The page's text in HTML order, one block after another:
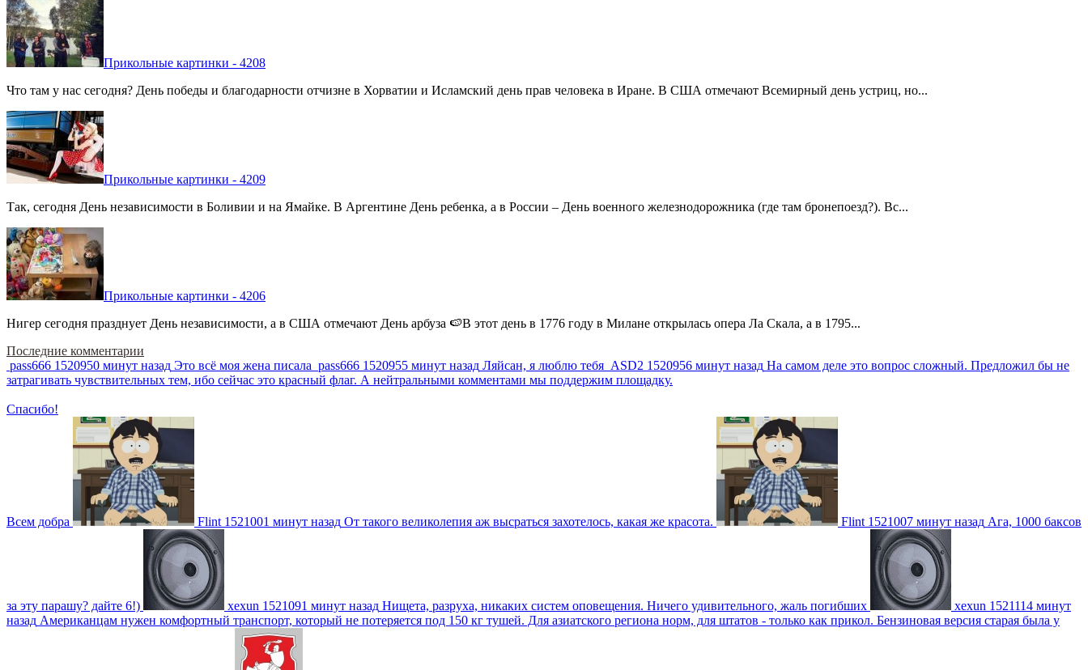
Прикольные картинки - 4208
Что там у нас сегодня? День победы и благодарности отчизне в Хорватии и Исламский день прав человека в Иране. В США отмечают Всемирный день устриц, но...
Прикольные картинки - 4209
Так, сегодня День независимости в Боливии и на Ямайке. В Аргентине День ребенка, а в России – День военного железнодорожника (где там бронепоезд?). Вс...
Прикольные картинки - 4206
Нигер сегодня празднует День независимости, а в США отмечают День арбуза 🍉В этот день в 1776 году в Милане открылась опера Ла Скала, а в 1795...
Последние комментарии
pass666 1520950 минут назад Это всё моя жена писала pass666 1520955 минут назад Ляйсан, я люблю тебя ASD2 1520956 минут назад На самом деле это вопрос сложный. Предложил бы не
затрагивать чувствительных тем, ибо сейчас это красный флаг. А нейтральными комментами мы поддержим площадку.
Спасибо!
Всем добра Flint 1521001 минут назад От такого великолепия аж высраться захотелось, какая же красота. Flint 1521007 минут назад Ага, 1000 баксов
за эту парашу? дайте 6!) xexun 1521091 минут назад Нищета, разруха, никаких систем оповещения. Ничего удивительного, жаль погибших xexun 1521114 минут
назад Американцам нужен комфортный транспорт, который не потеряется под 150 кг тушей. Для азиатского региона норм, для штатов - только как прикол. Бензиновая версия старая была у